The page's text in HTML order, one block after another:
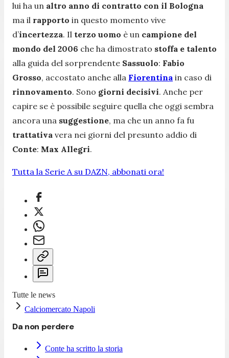
lui ha un altro anno di contratto con il Bologna
ma il rapporto in questo momento vive
d’incertezza. Il terzo uomo è un campione del
mondo del 2006 che ha dimostrato stoffa e talento
alla guida del sorprendente Sassuolo: Fabio
Grosso, accostato anche alla Fiorentina in caso di
rinnovamento. Sono giorni decisivi. Anche per
capire se è possibile seguire quella che oggi sembra
ancora una suggestione, ma che un anno fa fu
trattativa vera nei giorni del presunto addio di
Conte: Max Allegri.
Tutta la Serie A su DAZN, abbonati ora!
Tutte le news
Calciomercato Napoli
Da non perdere
Conte ha scritto la storia